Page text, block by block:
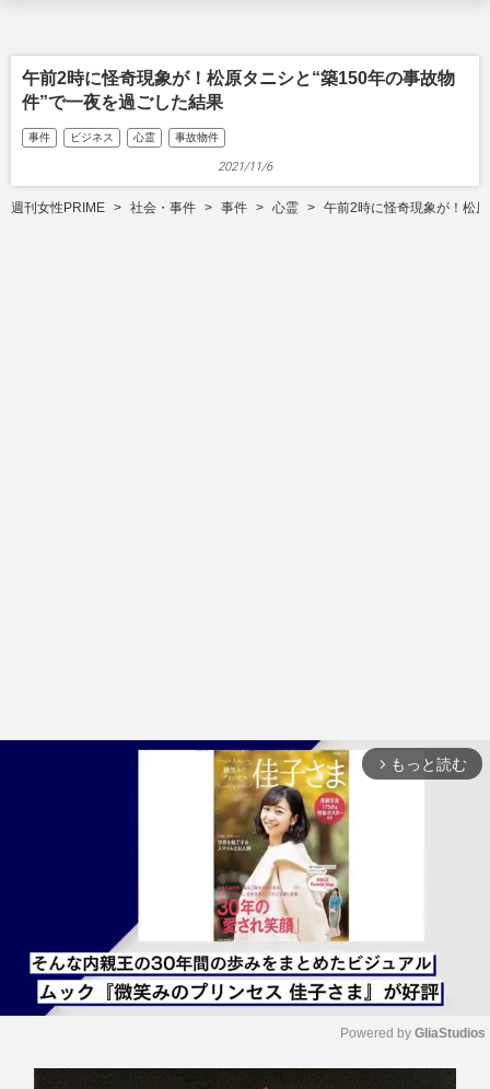
午前2時に怪奇現象が！松原タニシと“築150年の事故物
件”で一夜を過ごした結果
事件 ビジネス 心霊 事故物件
2021/11/6
週刊女性PRIME 社会・事件 事件 心霊 午前2時に怪奇現象が！松
arrow_forward_ios もっと読む
Powered by GliaStudios